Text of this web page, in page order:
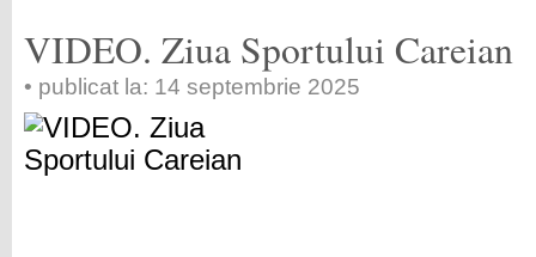
VIDEO. Ziua Sportului Careian
• publicat la: 14 septembrie 2025